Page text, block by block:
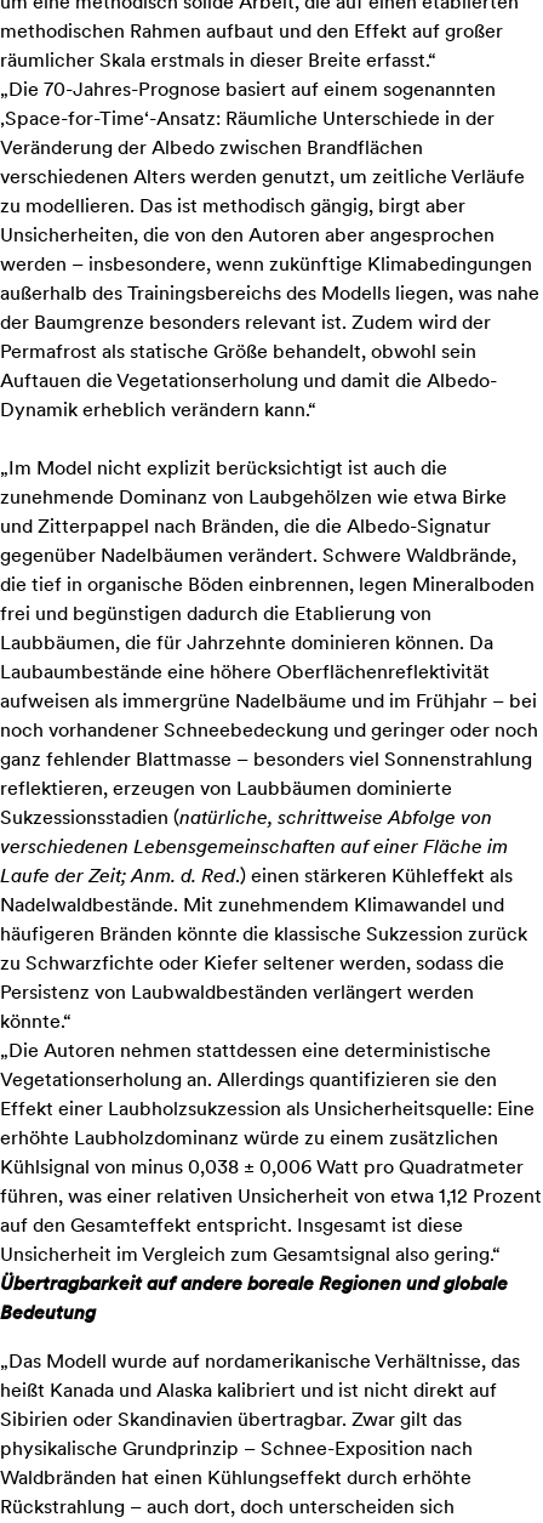
methodischen Rahmen aufbaut und den Effekt auf großer
räumlicher Skala erstmals in dieser Breite erfasst.“
„Die 70-Jahres-Prognose basiert auf einem sogenannten
‚Space-for-Time‘-Ansatz: Räumliche Unterschiede in der
Veränderung der Albedo zwischen Brandflächen
verschiedenen Alters werden genutzt, um zeitliche Verläufe
zu modellieren. Das ist methodisch gängig, birgt aber
Unsicherheiten, die von den Autoren aber angesprochen
werden – insbesondere, wenn zukünftige Klimabedingungen
außerhalb des Trainingsbereichs des Modells liegen, was nahe
der Baumgrenze besonders relevant ist. Zudem wird der
Permafrost als statische Größe behandelt, obwohl sein
Auftauen die Vegetationserholung und damit die Albedo-
Dynamik erheblich verändern kann.“
„Im Model nicht explizit berücksichtigt ist auch die
zunehmende Dominanz von Laubgehölzen wie etwa Birke
und Zitterpappel nach Bränden, die die Albedo-Signatur
gegenüber Nadelbäumen verändert. Schwere Waldbrände,
die tief in organische Böden einbrennen, legen Mineralboden
frei und begünstigen dadurch die Etablierung von
Laubbäumen, die für Jahrzehnte dominieren können. Da
Laubaumbestände eine höhere Oberflächenreflektivität
aufweisen als immergrüne Nadelbäume und im Frühjahr – bei
noch vorhandener Schneebedeckung und geringer oder noch
ganz fehlender Blattmasse – besonders viel Sonnenstrahlung
reflektieren, erzeugen von Laubbäumen dominierte
Sukzessionsstadien (natürliche, schrittweise Abfolge von
verschiedenen Lebensgemeinschaften auf einer Fläche im
Laufe der Zeit; Anm. d. Red.) einen stärkeren Kühleffekt als
Nadelwaldbestände. Mit zunehmendem Klimawandel und
häufigeren Bränden könnte die klassische Sukzession zurück
zu Schwarzfichte oder Kiefer seltener werden, sodass die
Persistenz von Laubwaldbeständen verlängert werden
könnte.“
„Die Autoren nehmen stattdessen eine deterministische
Vegetationserholung an. Allerdings quantifizieren sie den
Effekt einer Laubholzsukzession als Unsicherheitsquelle: Eine
erhöhte Laubholzdominanz würde zu einem zusätzlichen
Kühlsignal von minus 0,038 ± 0,006 Watt pro Quadratmeter
führen, was einer relativen Unsicherheit von etwa 1,12 Prozent
auf den Gesamteffekt entspricht. Insgesamt ist diese
Unsicherheit im Vergleich zum Gesamtsignal also gering.“
Übertragbarkeit auf andere boreale Regionen und globale
Bedeutung
„Das Modell wurde auf nordamerikanische Verhältnisse, das
heißt Kanada und Alaska kalibriert und ist nicht direkt auf
Sibirien oder Skandinavien übertragbar. Zwar gilt das
physikalische Grundprinzip – Schnee-Exposition nach
Waldbränden hat einen Kühlungseffekt durch erhöhte
Rückstrahlung – auch dort, doch unterscheiden sich